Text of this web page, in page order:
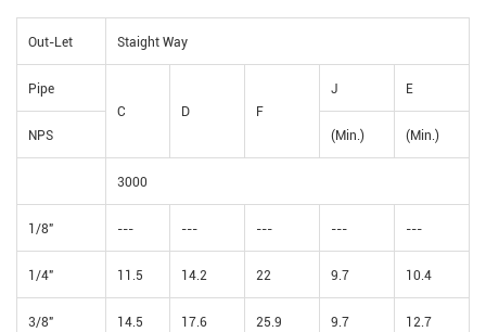
Out-Let Staight Way
Pipe
C
D F
J E
NPS (Min.) (Min.)
3000
1/8" --- --- --- --- ---
1/4" 11.5 14.2 22 9.7 10.4
3/8" 14.5 17.6 25.9 9.7 12.7